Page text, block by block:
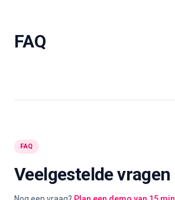
FAQ
FAQ
Veelgestelde vragen